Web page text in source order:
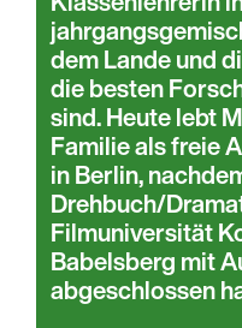
dem Lande und
die besten
sind. Heute lebt
Familie als freie
in Berlin,
Drehbuch/
Filmuniversität
Babelsberg mit
abgeschlossen